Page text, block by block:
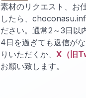
素材のリクエスト、お
したら、
ださい。通常2～3日以
4日を過ぎても返信が
りいただくか、 X（旧
お願い致します。